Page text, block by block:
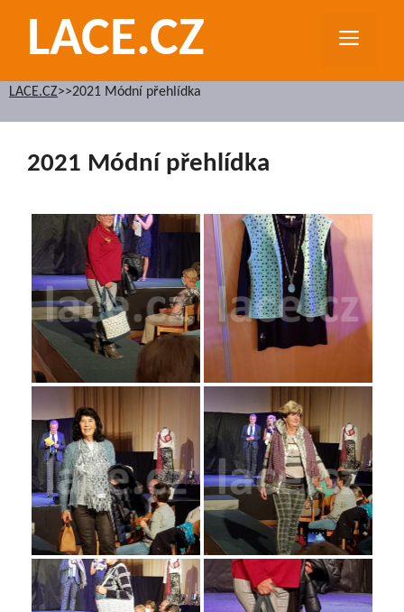
obsahLACE.CZ
LACE.CZ>>2021 Módní přehlídka
2021 Módní přehlídka